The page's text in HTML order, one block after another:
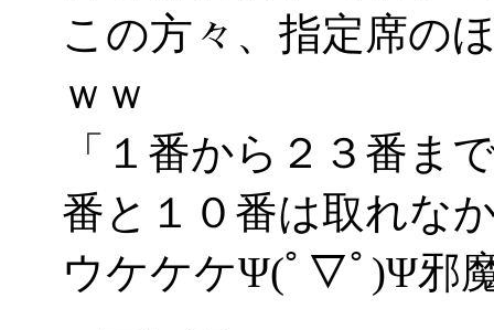
この方々、指定席の
ｗｗ
「１番から２３番ま
番と１０番は取れな
ウケケケΨ(ﾟ▽ﾟ)Ψ邪